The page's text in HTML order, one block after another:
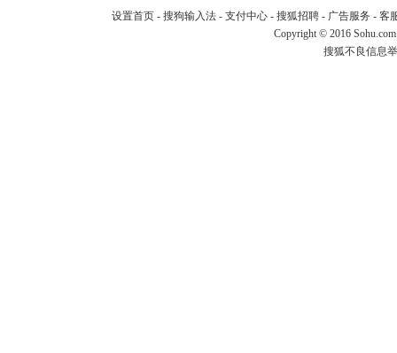
设置首页- 搜狗输入法- 支付中心- 搜狐招聘- 广告服务 - 客
Copyright © 2016
搜狐不良信息